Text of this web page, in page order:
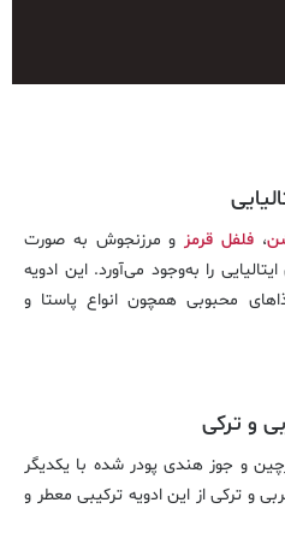
، فلفل قرمز و مرزنجوش به صورت
را به‌وجود می‌آورد. این ادویه
محبوبی همچون انواع پاستا و
و ترکی
و جوز هندی پودر شده با یکدیگر
و ترکی از این ادویه ترکیبی معطر و